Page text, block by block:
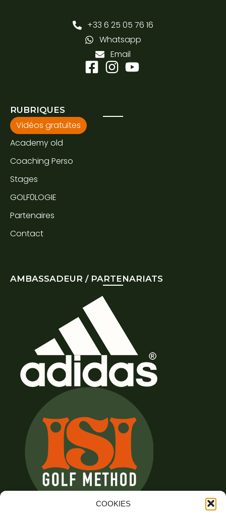
COOKIES
+33 6 25 05 76 16
Whatsapp
Email
RUBRIQUES
Vidéos gratuites
Academy old
Coaching Perso
Stages
GOLF0LOGIE
Partenaires
Contact
AMBASSADEUR / PARTENARIATS